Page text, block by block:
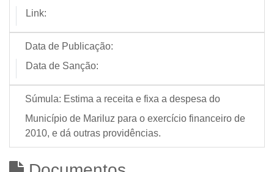
Link:
Data de Publicação:
Data de Sanção:
Súmula: Estima a receita e fixa a despesa do
Município de Mariluz para o exercício financeiro de
2010, e dá outras providências.